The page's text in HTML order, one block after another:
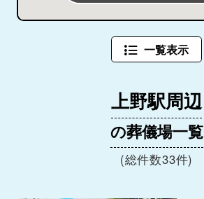
一覧表示
上野駅周辺
の葬儀場一覧
(総件数33件)